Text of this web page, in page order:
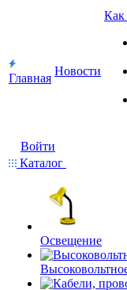
Главная
Новости
Как
Войти
Каталог
Освещение